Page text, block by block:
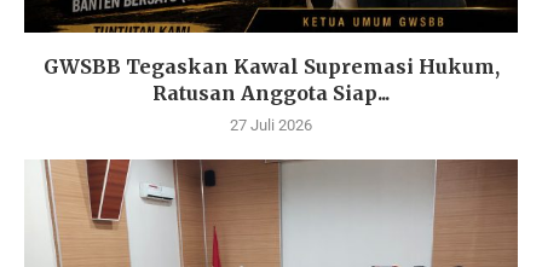
GWSBB Tegaskan Kawal Supremasi Hukum,
Ratusan Anggota Siap...
27 Juli 2026